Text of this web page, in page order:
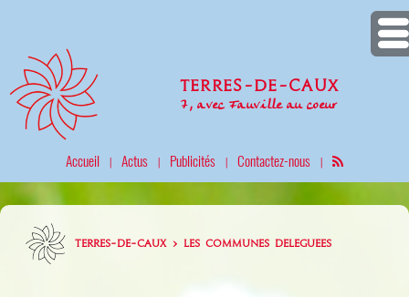
Terres-de-Caux
7, avec Fauville au coeur
Accueil | Actus | Publicités | Contactez-nous |
TERRES-DE-CAUX > LES COMMUNES DELEGUEES